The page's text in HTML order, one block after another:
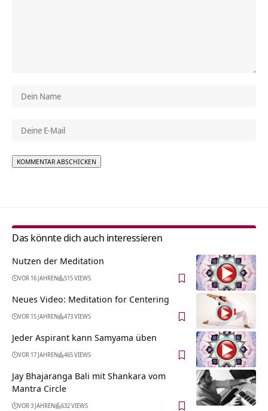
Das könnte dich auch interessieren
Nutzen der Meditation
VOR 16 JAHREN 515 VIEWS
Neues Video: Meditation for Centering
VOR 15 JAHREN 473 VIEWS
Jeder Aspirant kann Samyama üben
VOR 17 JAHREN 465 VIEWS
Jay Bhajaranga Bali mit Shankara vom
Mantra Circle
VOR 3 JAHREN 632 VIEWS